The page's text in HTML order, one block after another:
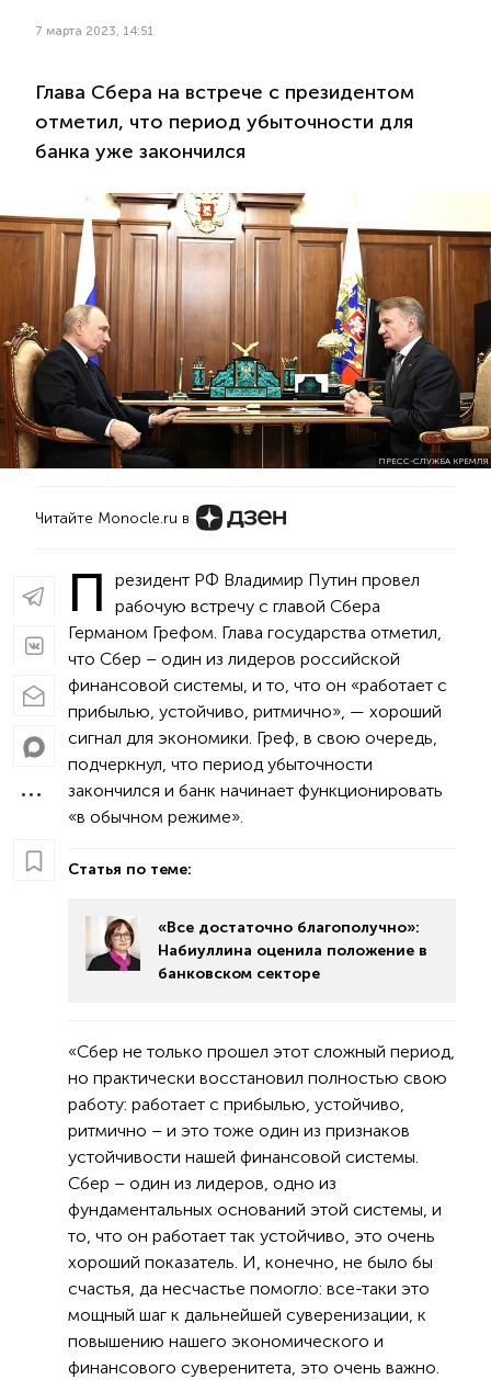
7 марта 2023, 14:51
Глава Сбера на встрече с президентом
отметил, что период убыточности для
банка уже закончился
ПРЕСС-СЛУЖБА КРЕМЛЯ
Читайте Monocle.ru в
П
резидент РФ Владимир Путин провел
рабочую встречу с главой Сбера
Германом Грефом. Глава государства отметил,
что Сбер – один из лидеров российской
финансовой системы, и то, что он «работает с
прибылью, устойчиво, ритмично», — хороший
сигнал для экономики. Греф, в свою очередь,
подчеркнул, что период убыточности
закончился и банк начинает функционировать
«в обычном режиме».
Статья по теме:
«Все достаточно благополучно»:
Набиуллина оценила положение в
банковском секторе
«Сбер не только прошел этот сложный период,
но практически восстановил полностью свою
работу: работает с прибылью, устойчиво,
ритмично – и это тоже один из признаков
устойчивости нашей финансовой системы.
Сбер – один из лидеров, одно из
фундаментальных оснований этой системы, и
то, что он работает так устойчиво, это очень
хороший показатель. И, конечно, не было бы
счастья, да несчастье помогло: все-таки это
мощный шаг к дальнейшей суверенизации, к
повышению нашего экономического и
финансового суверенитета, это очень важно.